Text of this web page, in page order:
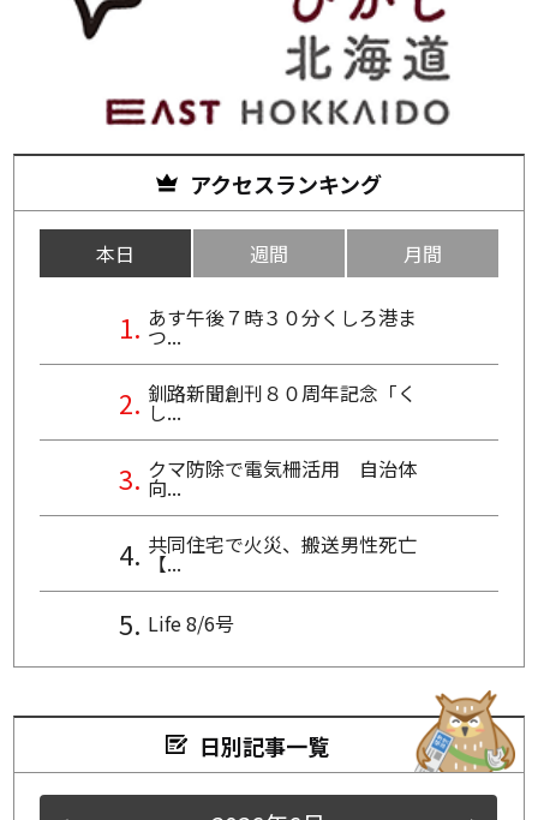
アクセスランキング
本日 週間 月間
あす午後７時３０分くしろ港ま
つ...
釧路新聞創刊８０周年記念「く
し...
クマ防除で電気柵活用 自治体
向...
共同住宅で火災、搬送男性死亡
【...
Life 8/6号
日別記事一覧